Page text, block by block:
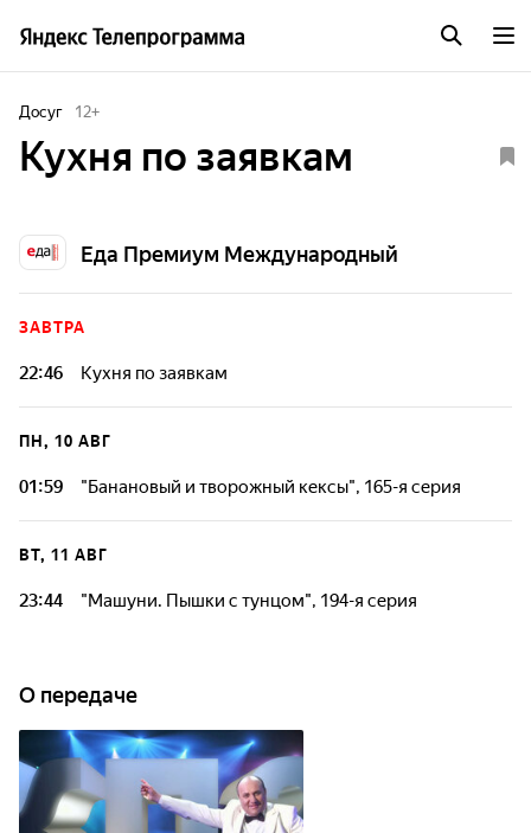
Досуг 12+
Кухня по заявкам
Еда Премиум Международный
ЗАВТРА
22:46 Кухня по заявкам
ПН, 10 АВГ
01:59 "Банановый и творожный кексы", 165-я серия
ВТ, 11 АВГ
23:44 "Машуни. Пышки с тунцом", 194-я серия
О передаче